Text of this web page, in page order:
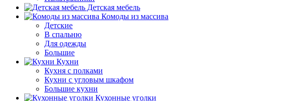
Детская мебель
Комоды из массива
Детские
В спальню
Для одежды
Большие
Кухни
Кухня с полками
Кухни с угловым шкафом
Большие кухни
Кухонные уголки